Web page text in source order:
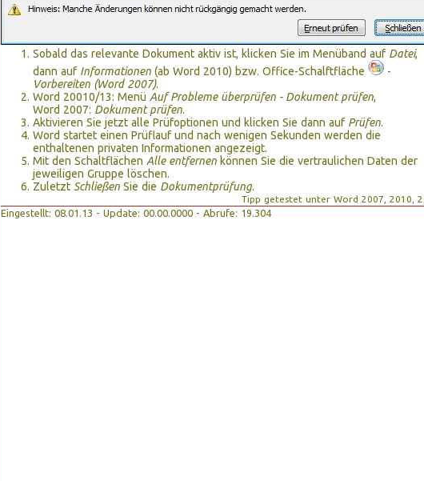
Sobald das relevante Dokument aktiv ist, klicken Sie im Menüband auf Datei,
dann auf Informationen (ab Word 2010) bzw. Office-Schalftfläche
-
Vorbereiten (Word 2007).
Word 20010/13: Menü Auf Probleme überprüfen - Dokument prüfen,
Word 2007: Dokument prüfen.
Aktivieren Sie jetzt alle Prüfoptionen und klicken Sie dann auf Prüfen.
Word startet einen Prüflauf und nach wenigen Sekunden werden die
enthaltenen privaten Informationen angezeigt.
Mit den Schaltflächen Alle entfernen können Sie die vertraulichen Daten der
jeweiligen Gruppe löschen.
Zuletzt Schließen Sie die Dokumentprüfung.
Tipp getestet unter Word 2007, 2010,
Eingestellt: 08.01.13 - Update: 00.00.0000 - Abrufe: 19.304